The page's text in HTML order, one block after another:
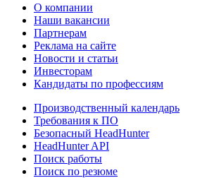
О компании
Наши вакансии
Партнерам
Реклама на сайте
Новости и статьи
Инвесторам
Кандидаты по профессиям
Производственный календарь
Требования к ПО
Безопасный HeadHunter
HeadHunter API
Поиск работы
Поиск по резюме